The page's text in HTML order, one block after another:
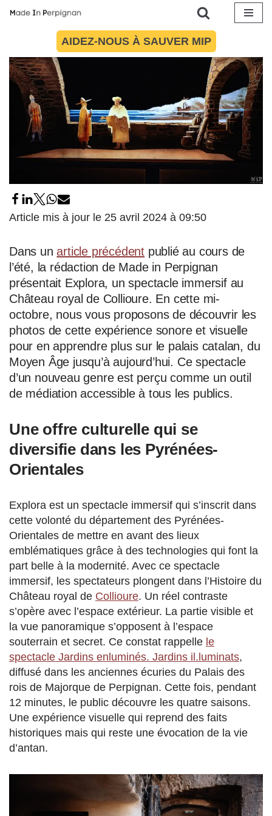
contenu
AIDEZ-NOUS À SAUVER MIP
Article mis à jour le 25 avril 2024 à 09:50
Dans unarticle précédent publié au cours de
l’été, la rédaction de Made in Perpignan
présentait Explora, un spectacle immersif au
Château royal de Collioure. En cette mi-
octobre, nous vous proposons de découvrir les
photos de cette expérience sonore et visuelle
pour en apprendre plus sur le palais catalan, du
Moyen Âge jusqu’à aujourd’hui. Ce spectacle
d’un nouveau genre est perçu comme un outil
de médiation accessible à tous les publics.
Une offre culturelle qui se
diversifie dans les Pyrénées-
Orientales
Explora est un spectacle immersif qui s’inscrit dans
cette volonté du département des Pyrénées-
Orientales de mettre en avant des lieux
emblématiques grâce à des technologies qui font la
part belle à la modernité. Avec ce spectacle
immersif, les spectateurs plongent dans l’Histoire du
Château royal de Collioure. Un réel contraste
s’opère avec l’espace extérieur. La partie visible et
la vue panoramique s’opposent à l’espace
souterrain et secret. Ce constat rappelle le
spectacle Jardins enluminés. Jardins il.luminats,
diffusé dans les anciennes écuries du Palais des
rois de Majorque de Perpignan. Cette fois, pendant
12 minutes, le public découvre les quatre saisons.
Une expérience visuelle qui reprend des faits
historiques mais qui reste une évocation de la vie
d’antan.